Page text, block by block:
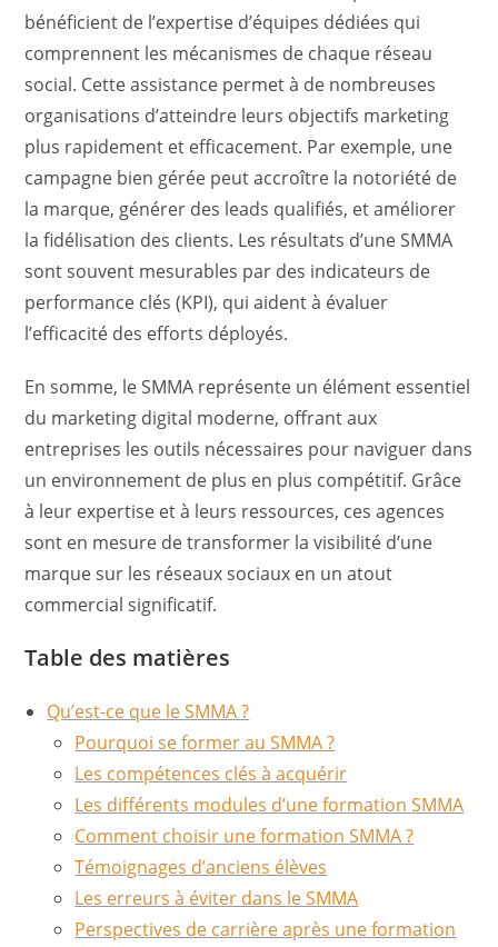
bénéficient de l’expertise d’équipes dédiées qui
comprennent les mécanismes de chaque réseau
social. Cette assistance permet à de nombreuses
organisations d’atteindre leurs objectifs marketing
plus rapidement et efficacement. Par exemple, une
campagne bien gérée peut accroître la notoriété de
la marque, générer des leads qualifiés, et améliorer
la fidélisation des clients. Les résultats d’une SMMA
sont souvent mesurables par des indicateurs de
performance clés (KPI), qui aident à évaluer
l’efficacité des efforts déployés.
En somme, le SMMA représente un élément essentiel
du marketing digital moderne, offrant aux
entreprises les outils nécessaires pour naviguer dans
un environnement de plus en plus compétitif. Grâce
à leur expertise et à leurs ressources, ces agences
sont en mesure de transformer la visibilité d’une
marque sur les réseaux sociaux en un atout
commercial significatif.
Table des matières
Qu’est-ce que le SMMA ?
Pourquoi se former au SMMA ?
Les compétences clés à acquérir
Les différents modules d’une formation SMMA
Comment choisir une formation SMMA ?
Témoignages d’anciens élèves
Les erreurs à éviter dans le SMMA
Perspectives de carrière après une formation